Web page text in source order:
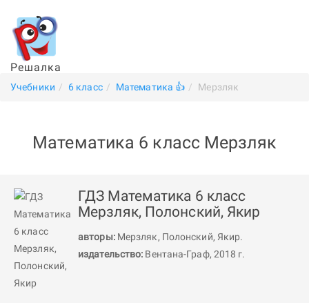
Решалка
Учебники 6 класс Математика 👍 Мерзляк
Математика 6 класс Мерзляк
ГДЗ Математика 6 класс
Мерзляк, Полонский, Якир
авторы: Мерзляк, Полонский, Якир.
издательство: Вентана-Граф, 2018 г.